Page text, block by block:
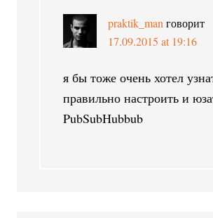
praktik_man говорит
17.09.2015 at 19:16
я бы тоже очень хотел
правильно настроить и
PubSubHubbub